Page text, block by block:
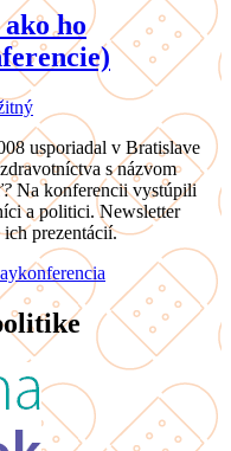
ho
usporiadal v Bratislave
s názvom
Na konferencii vystúpili
a politici. Newsletter
prezentácií.
konferencia